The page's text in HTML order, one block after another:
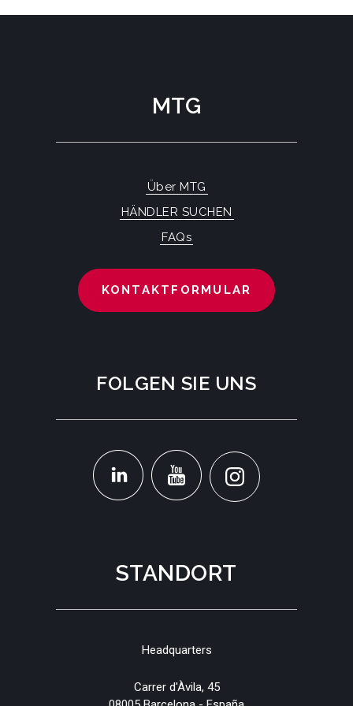
STANDORT
Headquarters
Carrer d'Àvila, 45
MTG
Über MTG
HÄNDLER SUCHEN
FAQs
KONTAKTFORMULAR
FOLGEN SIE UNS